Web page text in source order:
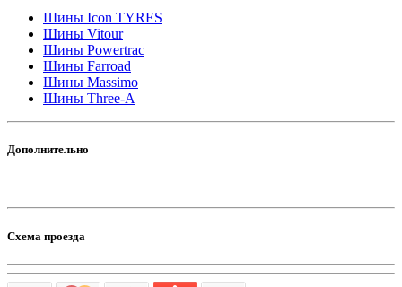
Шины Icon TYRES
Шины Vitour
Шины Powertrac
Шины Farroad
Шины Massimo
Шины Three-A
Дополнительно
Схема проезда